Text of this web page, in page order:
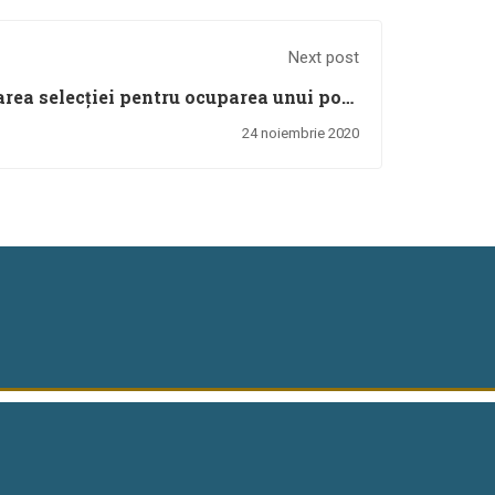
Next post
selecţiei pentru ocuparea unui post
curriculum în cadrul proiectului POCU
24 noiembrie 2020